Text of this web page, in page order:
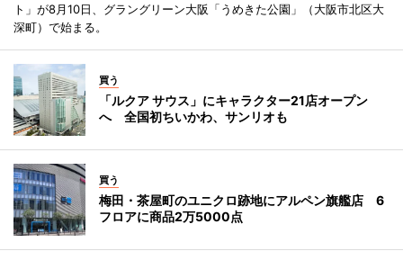
ト」が8月10日、グラングリーン大阪「うめきた公園」（大阪市北区大
深町）で始まる。
買う
「ルクア サウス」にキャラクター21店オープン
へ 全国初ちいかわ、サンリオも
買う
梅田・茶屋町のユニクロ跡地にアルペン旗艦店 6
フロアに商品2万5000点